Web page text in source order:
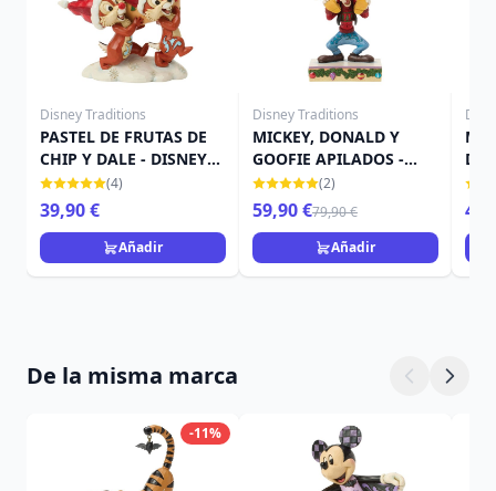
Disney Traditions
PASTEL DE FRUTAS DE
CHIP Y DALE - DISNEY
TRADITIONS
(4)
39,90 €
Añadir
Disney Traditions
MICKEY, DONALD Y
GOOFIE APILADOS -
DISNEY TRADITIONS
(2)
59,90 €79,90 €
Añadir
DE
De la misma marca
-11%